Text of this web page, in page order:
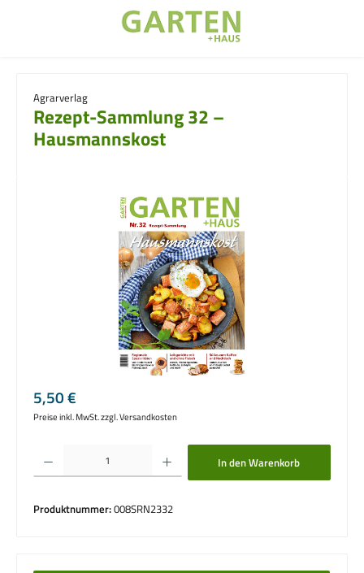
Agrarverlag
Rezept-Sammlung 32 –
Hausmannskost
Bildergalerie überspringen
Regulärer Preis:
5,50 €
Preise inkl. MwSt. zzgl. Versandkosten
Produkt Anzahl: Gib den gewünschten Wert ein oder benutze die Schaltflächen um
In den Warenkorb
Produktnummer:008SRN2332